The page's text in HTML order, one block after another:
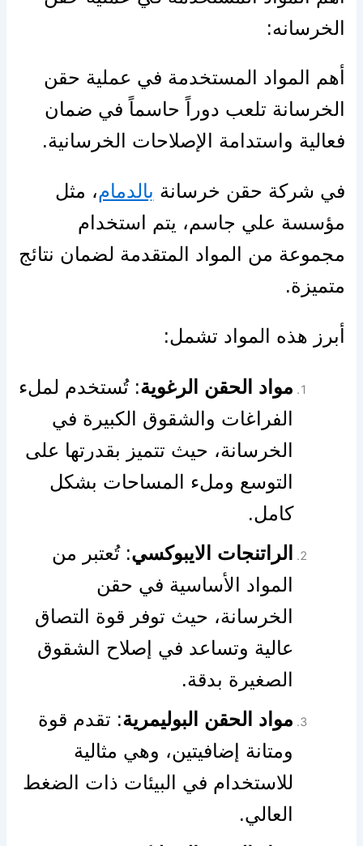
الخرسانه:
أهم المواد المستخدمة في عملية حقن
الخرسانة تلعب دوراً حاسماً في ضمان
فعالية واستدامة الإصلاحات الخرسانية.
في شركة حقن خرسانة بالدمام، مثل
مؤسسة علي جاسم، يتم استخدام
مجموعة من المواد المتقدمة لضمان نتائج
متميزة. ️
أبرز هذه المواد تشمل:
مواد الحقن الرغوية: تُستخدم لملء
الفراغات والشقوق الكبيرة في
الخرسانة، حيث تتميز بقدرتها على
التوسع وملء المساحات بشكل
كامل.
الراتنجات الايبوكسي: تُعتبر من
المواد الأساسية في حقن
الخرسانة، حيث توفر قوة التصاق
عالية وتساعد في إصلاح الشقوق
الصغيرة بدقة.
مواد الحقن البوليمرية: تقدم قوة
ومتانة إضافيتين، وهي مثالية
للاستخدام في البيئات ذات الضغط
العالي.